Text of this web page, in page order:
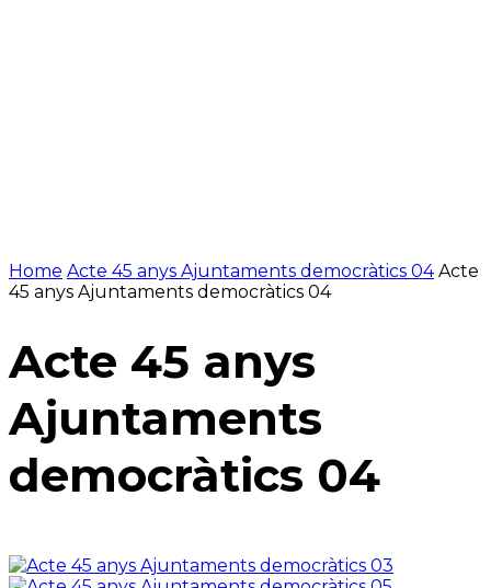
Home Acte 45 anys Ajuntaments democràtics 04 Acte
45 anys Ajuntaments democràtics 04
Acte 45 anys
Ajuntaments
democràtics 04